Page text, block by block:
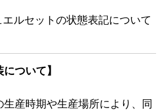
ルセットの状態表記について
ついて】
産時期や生産場所により、同